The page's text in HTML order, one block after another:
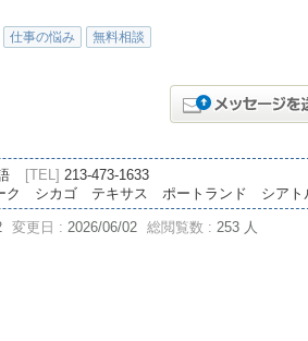
仕事の悩み 無料相談
[TEL] 213-473-1633
ク シカゴ テキサス ポートランド シア
変更日 : 2026/06/02 総閲覧数 : 253 人